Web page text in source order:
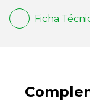
Ficha